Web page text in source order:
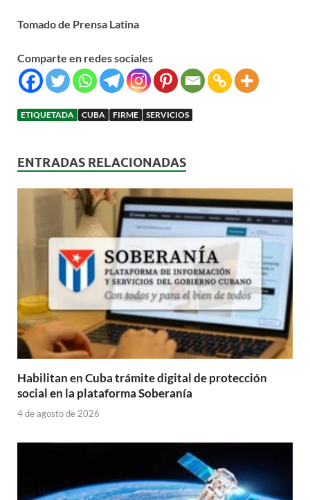
Tomado de Prensa Latina
Comparte en redes sociales
ETIQUETADA CUBA FIRME SERVICIOS
ENTRADAS RELACIONADAS
Habilitan en Cuba trámite digital de protección
social en la plataforma Soberanía
4 de agosto de 2026